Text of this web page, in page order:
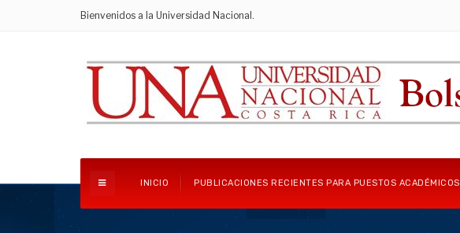
Bienvenidos a la Universidad Nacional.
INICIO PUBLICACIONES RECIENTES PARA PUESTOS ACADÉMICOS